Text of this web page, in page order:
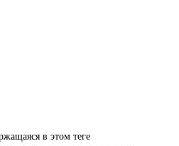
в этом теге